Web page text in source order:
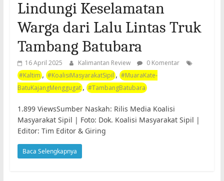
Lindungi Keselamatan
Warga dari Lalu Lintas Truk
Tambang Batubara
16 April 2025 Kalimantan Review
0 Komentar
#Kaltim , #KoalisiMasyarakatSipil , #MuaraKate-
BatuKajangMenggugat, #TambangBatubara
1.899 ViewsSumber Naskah: Rilis Media Koalisi
Masyarakat Sipil | Foto: Dok. Koalisi Masyarakat Sipil |
Editor: Tim Editor & Giring
Baca Selengkapnya